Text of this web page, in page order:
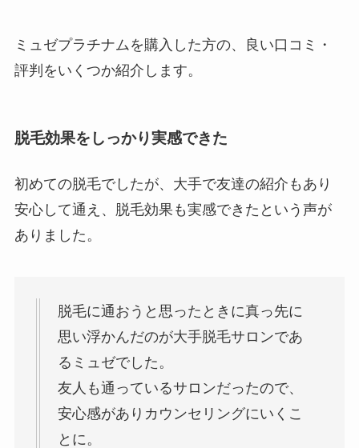
ミュゼプラチナムを購入した方の、良い口コミ・
評判をいくつか紹介します。
脱毛効果をしっかり実感できた
初めての脱毛でしたが、大手で友達の紹介もあり
安心して通え、脱毛効果も実感できたという声が
ありました。
脱毛に通おうと思ったときに真っ先に
思い浮かんだのが大手脱毛サロンであ
るミュゼでした。
友人も通っているサロンだったので、
安心感がありカウンセリングにいくこ
とに。